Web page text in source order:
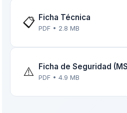
📋 Ficha Técnica
PDF • 2.8 MB
⚠️ Ficha de Seguridad
PDF • 4.9 MB